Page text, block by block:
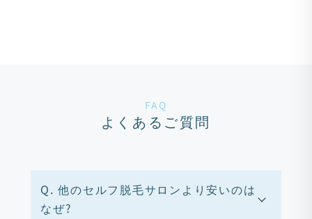
FAQ
よくあるご質問
Q. 他のセルフ脱毛サロンより安いのは
なぜ?